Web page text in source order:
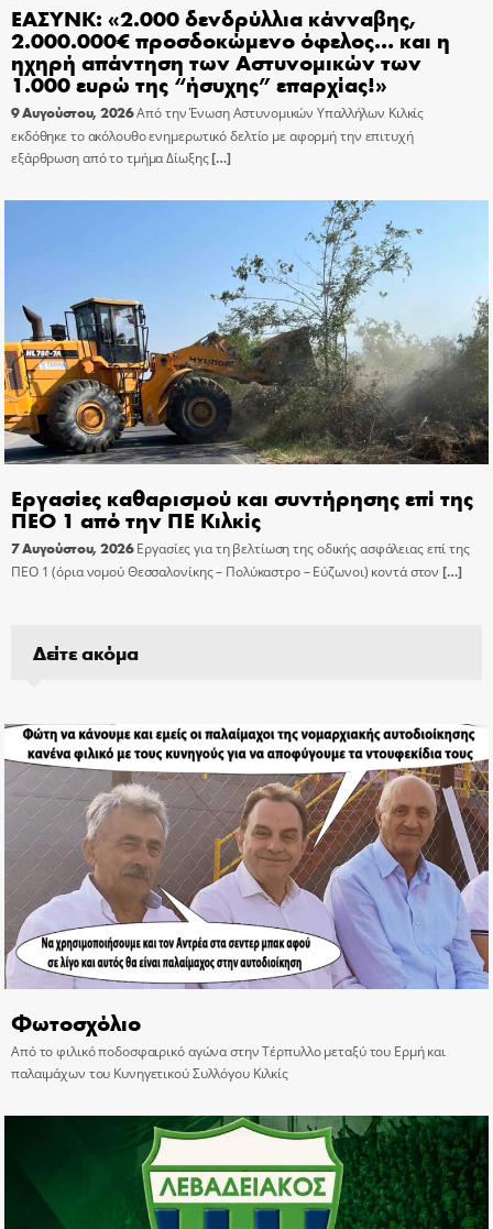
ΕΑΣΥΝΚ: «2.000 δενδρύλλια κάνναβης,
2.000.000€ προσδοκώμενο όφελος… και η
ηχηρή απάντηση των Αστυνομικών των
1.000 ευρώ της “ήσυχης” επαρχίας!»
9 Αυγούστου, 2026Από την Ένωση Αστυνομικών Υπαλλήλων Κιλκίς
εκδόθηκε το ακόλουθο ενημερωτικό δελτίο με αφορμή την επιτυχή
εξάρθρωση από το τμήμα Δίωξης[…]
Εργασίες καθαρισμού και συντήρησης επί της
ΠΕΟ 1 από την ΠΕ Κιλκίς
7 Αυγούστου, 2026 Εργασίες για τη βελτίωση της οδικής ασφάλειας επί της
ΠΕΟ 1 (όρια νομού Θεσσαλονίκης – Πολύκαστρο – Εύζωνοι) κοντά στον […]
Δείτε ακόμα
Φωτοσχόλιο
Από το φιλικό ποδοσφαιρικό αγώνα στην Τέρπυλλο μεταξύ του Ερμή και
παλαιμάχων του Κυνηγετικού Συλλόγου Κιλκίς